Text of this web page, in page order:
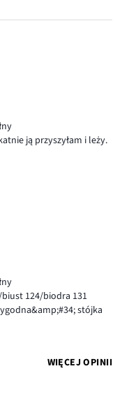
ją przyszyłam i leży.
124/biodra 131
stójka
WIĘCEJ OPINII